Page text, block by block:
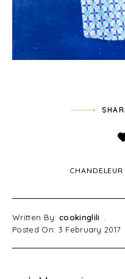
CHANDELEUR
Written By: cookinglili
Posted On: 3 February 2017